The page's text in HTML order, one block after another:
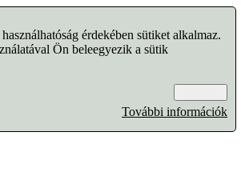
érdekében sütiket alkalmaz.
Ön beleegyezik a sütik
További információk